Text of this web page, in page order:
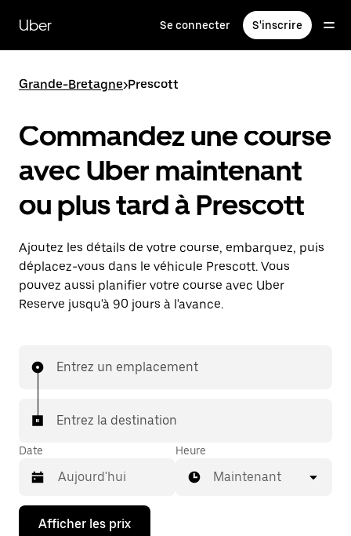
contenu
principal
Uber Se connecter S'inscrire
Grande-Bretagne>Prescott
Commandez une course
avec Uber maintenant
ou plus tard à Prescott
Ajoutez les détails de votre course, embarquez, puis
déplacez-vous dans le véhicule Prescott. Vous
pouvez aussi planifier votre course avec Uber
Reserve jusqu'à 90 jours à l'avance.
Entrez un emplacement
Entrez la destination
Date
Appuyez
Heure
Maintenant
Afficher les prix